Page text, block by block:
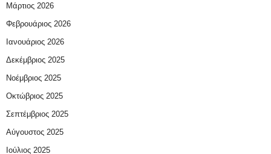
Μάρτιος 2026
Φεβρουάριος 2026
Ιανουάριος 2026
Δεκέμβριος 2025
Νοέμβριος 2025
Οκτώβριος 2025
Σεπτέμβριος 2025
Αύγουστος 2025
Ιούλιος 2025